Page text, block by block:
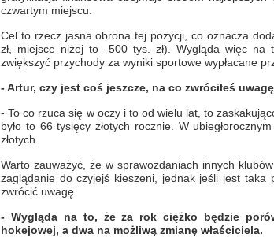
czwartym miejscu.
Cel to rzecz jasna obrona tej pozycji, co oznacza
zł, miejsce niżej to -500 tys. zł). Wygląda więc
zwiększyć przychody za wyniki sportowe wypłacane
- Artur, czy jest coś jeszcze, na co zwróciłeś
- To co rzuca się w oczy i to od wielu lat, to
było to 66 tysięcy złotych rocznie. W
złotych.
Warto zauważyć, że w sprawozdaniach innych
zaglądanie do czyjejś kieszeni, jednak jeśli jest
zwrócić uwagę.
- Wygląda na to, że za rok ciężko będzie
hokejowej, a dwa na możliwą zmianę właściciela.